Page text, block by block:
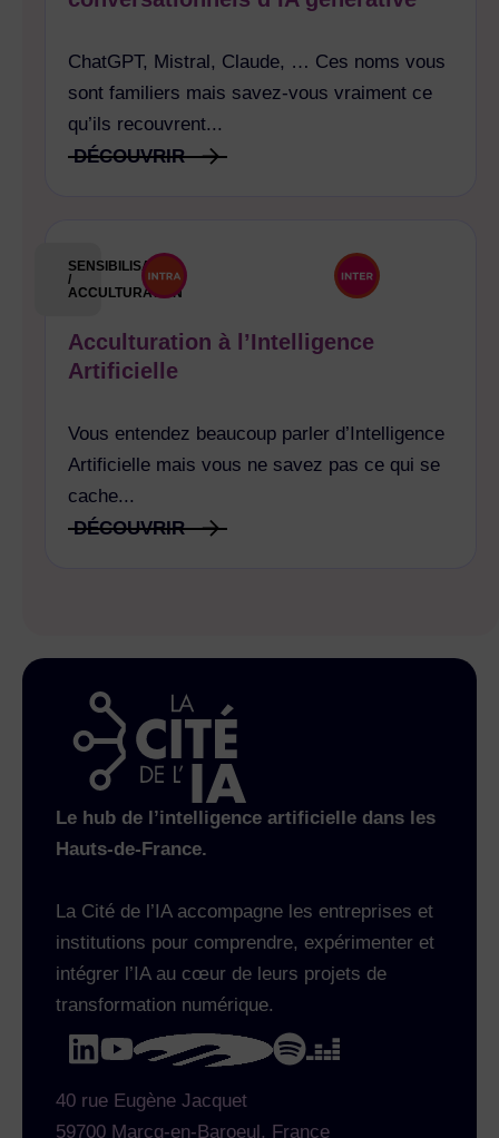
ChatGPT, Mistral, Claude, … Ces noms vous
sont familiers mais savez-vous vraiment ce
qu’ils recouvrent...
DÉCOUVRIR
SENSIBILISATION
/
ACCULTURATION
Acculturation à l’Intelligence
Artificielle
Vous entendez beaucoup parler d’Intelligence
Artificielle mais vous ne savez pas ce qui se
cache...
DÉCOUVRIR
Le hub de l’intelligence artificielle dans les
Hauts-de-France.
La Cité de l’IA accompagne les entreprises et
institutions pour comprendre, expérimenter et
intégrer l’IA au cœur de leurs projets de
transformation numérique.
40 rue Eugène Jacquet
59700 Marcq-en-Baroeul, France